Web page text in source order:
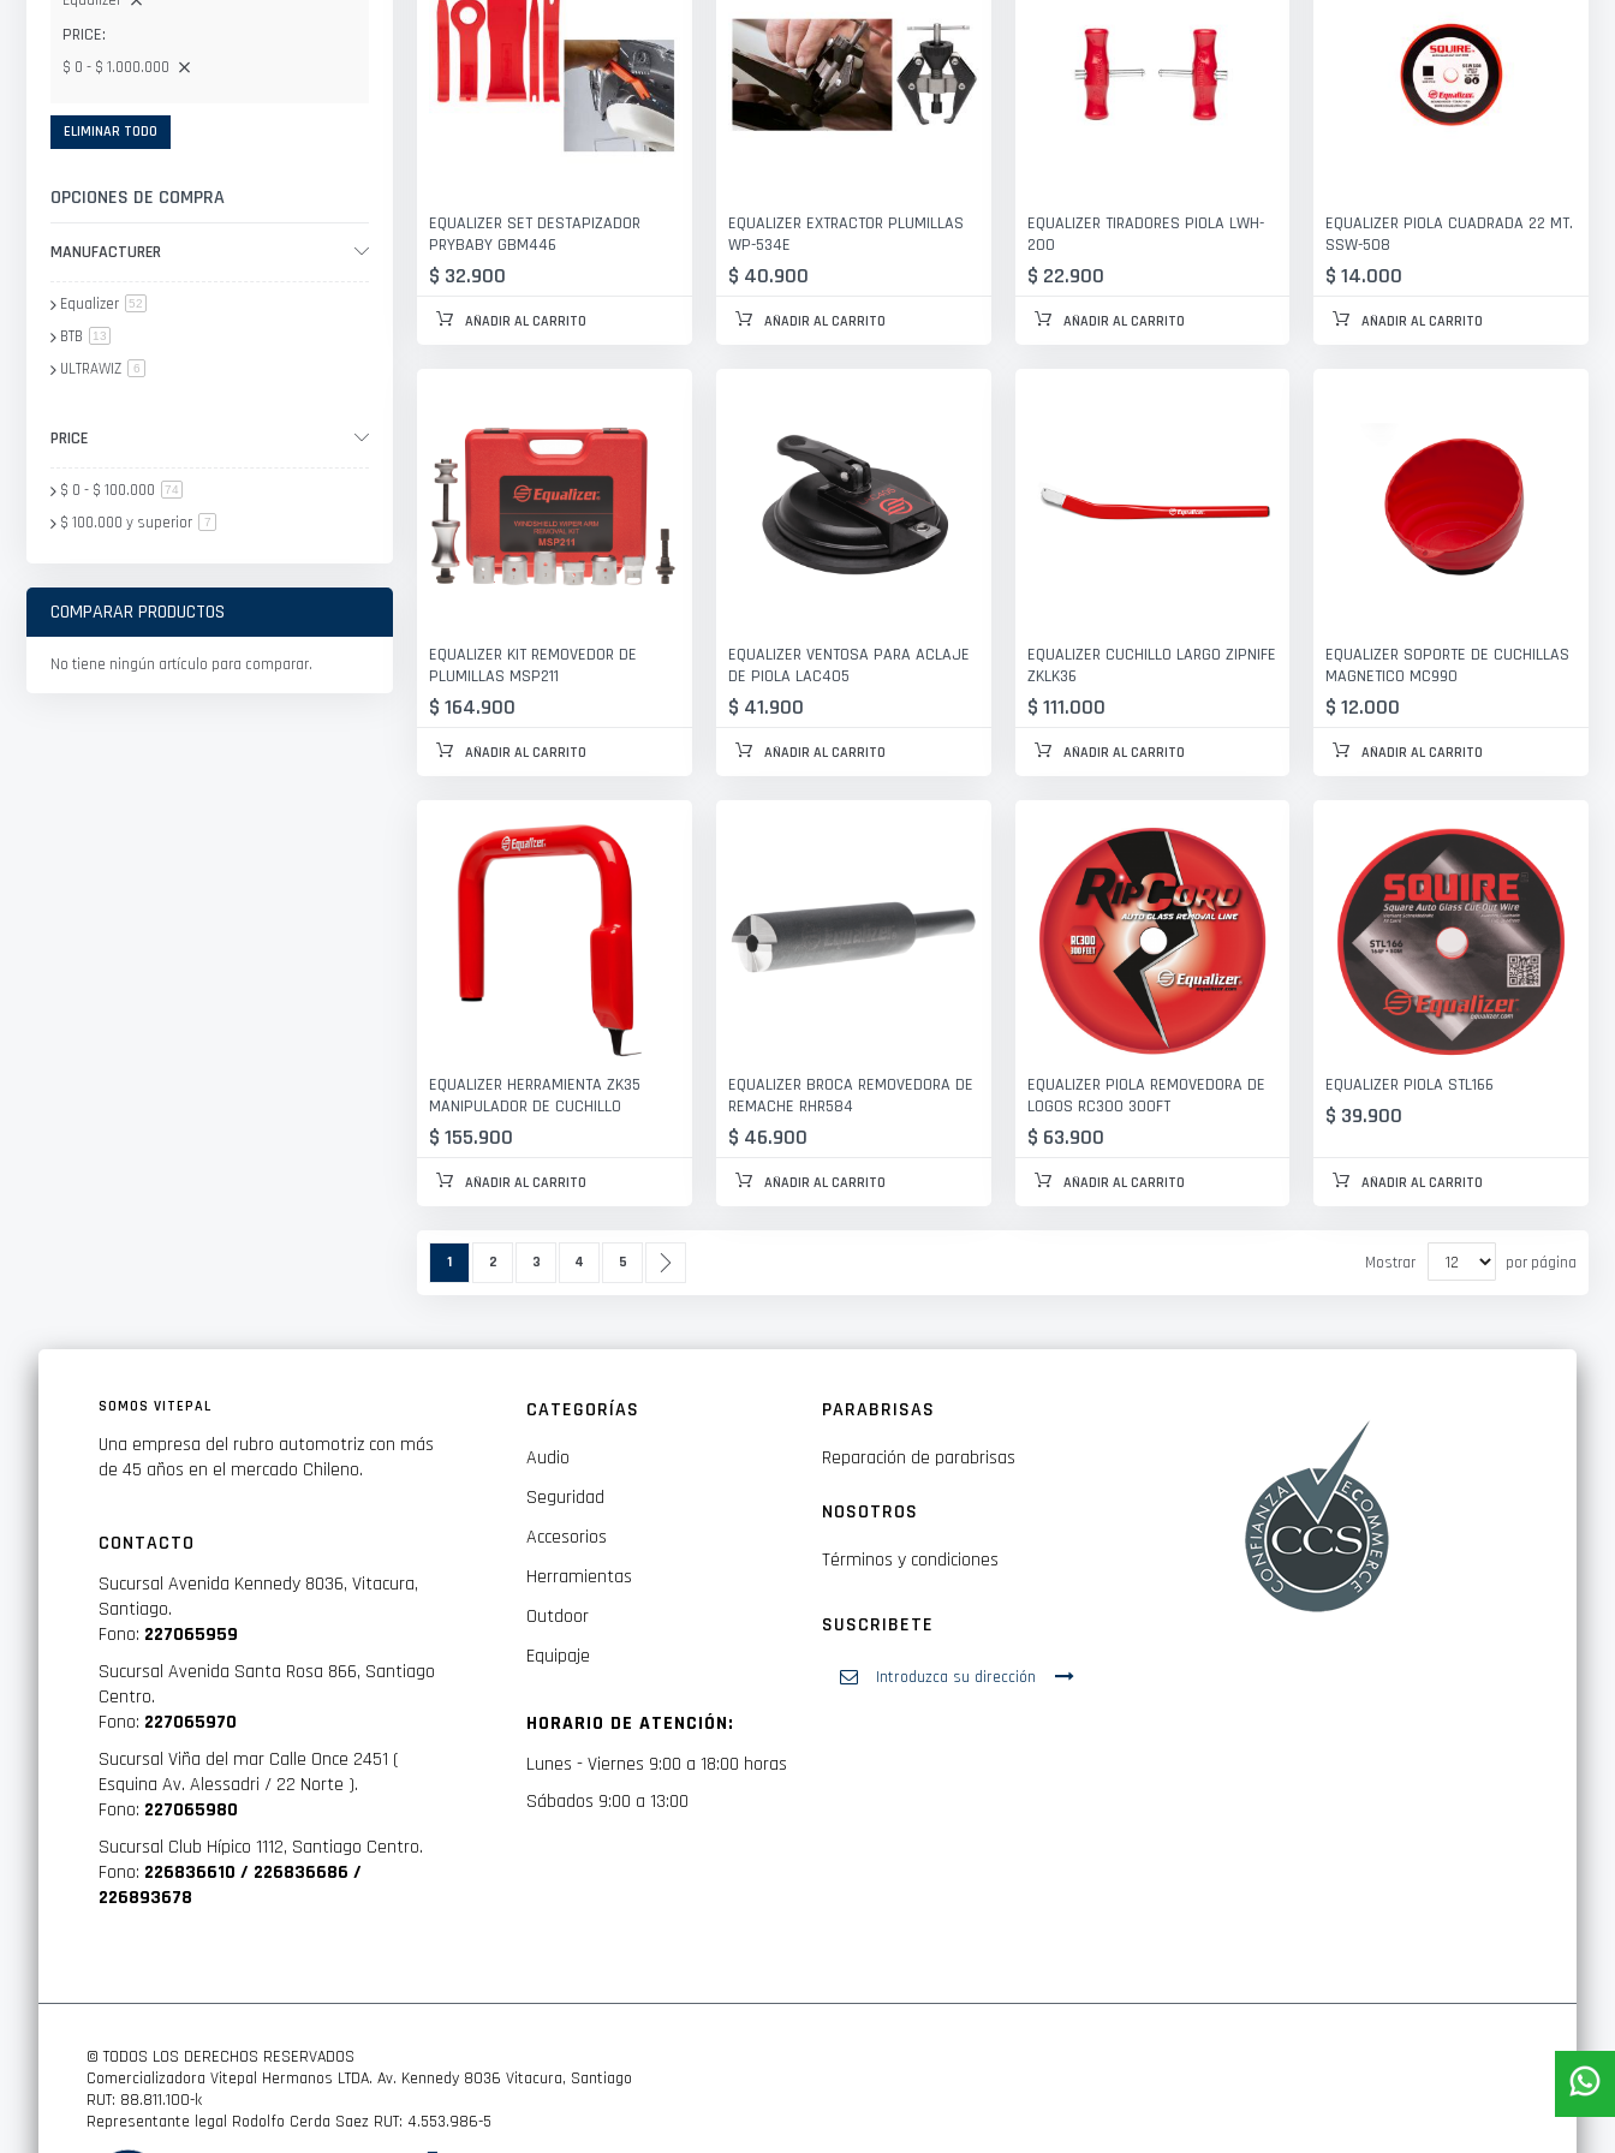
EQUALIZER SET DESTAPIZADOR
PRYBABY GBM446
$ 32.900
AÑADIR AL CARRITO
EQUALIZER EXTRACTOR PLUMILLAS
WP-534E
$ 40.900
AÑADIR AL CARRITO
EQUALIZER TIRADORES PIOLA LWH-
200
$ 22.900
AÑADIR AL CARRITO
EQUALIZER PIOLA CUADRADA 22 MT.
SSW-508
$ 14.000
AÑADIR AL CARRITO
EQUALIZER KIT REMOVEDOR DE
PLUMILLAS MSP211
$ 164.900
AÑADIR AL CARRITO
EQUALIZER VENTOSA PARA ACLAJE
DE PIOLA LAC405
$ 41.900
AÑADIR AL CARRITO
EQUALIZER CUCHILLO LARGO ZIPNIFE
ZKLK36
$ 111.000
AÑADIR AL CARRITO
EQUALIZER SOPORTE DE CUCHILLAS
MAGNETICO MC990
$ 12.000
AÑADIR AL CARRITO
EQUALIZER HERRAMIENTA ZK35
MANIPULADOR DE CUCHILLO
$ 155.900
AÑADIR AL CARRITO
EQUALIZER BROCA REMOVEDORA DE
REMACHE RHR584
$ 46.900
AÑADIR AL CARRITO
EQUALIZER PIOLA REMOVEDORA DE
LOGOS RC300 300FT
$ 63.900
AÑADIR AL CARRITO
EQUALIZER PIOLA STL166
$ 39.900
AÑADIR AL CARRITO
Actualmente estás leyendo página
1 Página
2 Página
3 Página
4 Página
5 Mostrar por página
PRICE
$ 0 - $ 1.000.000
ELIMINAR TODO
OPCIONES DE COMPRA
MANUFACTURER
Equalizer 52
BTB 13
ULTRAWIZ 6artículo
PRICE
$ 0 - $ 100.000 74
$ 100.000 y superior 7artículo
COMPARAR PRODUCTOS
No tiene ningún artículo para comparar.
SOMOS VITEPAL
Una empresa del rubro automotriz con más
de 45 años en el mercado Chileno.
CONTACTO
Sucursal Avenida Kennedy 8036, Vitacura,
Santiago.
Fono: 227065959
Sucursal Avenida Santa Rosa 866, Santiago
Centro.
Fono: 227065970
Sucursal Viña del mar Calle Once 2451 (
Esquina Av. Alessadri / 22 Norte ).
Fono: 227065980
Sucursal Club Hípico 1112, Santiago Centro.
Fono: 226836610 / 226836686 /
226893678
CATEGORÍAS
Audio
Seguridad
Accesorios
Herramientas
Outdoor
Equipaje
HORARIO DE ATENCIÓN:
Lunes - Viernes 9:00 a 18:00 horas
Sábados 9:00 a 13:00
PARABRISAS
Reparación de parabrisas
NOSOTROS
Términos y condiciones
SUSCRIBETE
© TODOS LOS DERECHOS RESERVADOS
Comercializadora Vitepal Hermanos LTDA. Av. Kennedy 8036 Vitacura, Santiago
RUT: 88.811.100-k
Representante legal Rodolfo Cerda Saez RUT: 4.553.986-5